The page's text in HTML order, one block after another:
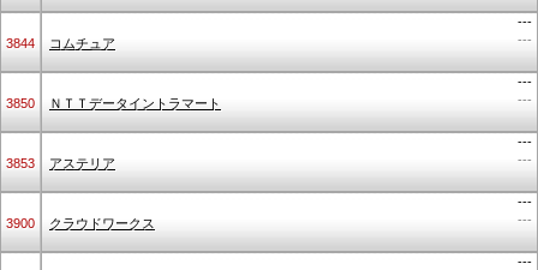
3844 コムチュア
---
---
3850 ＮＴＴデータイントラマート
---
---
3853 アステリア
---
---
3900 クラウドワークス
---
---
---